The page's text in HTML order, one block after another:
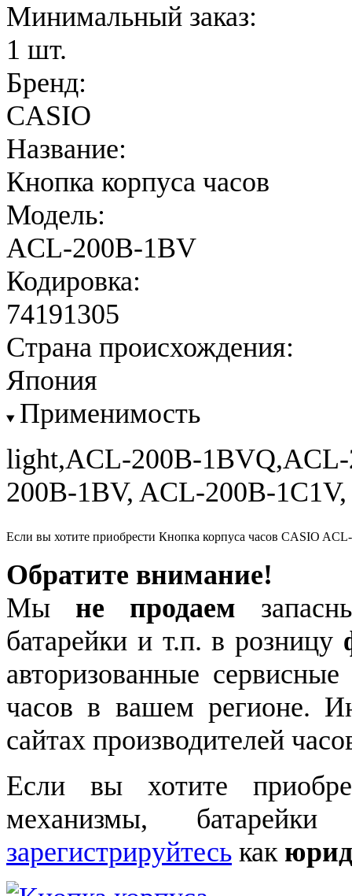
Минимальный заказ:
1 шт.
Бренд:
CASIO
Название:
Кнопка корпуса часов
Модель:
ACL-200B-1BV
Кодировка:
74191305
Страна происхождения:
Япония
Применимость
light,ACL-200B-
200B-1BV, ACL-200B-
Если вы хотите приобрести Кнопка корпуса часов CASIO
Обратите внимание!
Мы не продаем
батарейки и т.п. в розницу
авторизованные
часов в вашем регионе.
сайтах производителей
Если вы хотите
механизмы,
зарегистрируйтесь как